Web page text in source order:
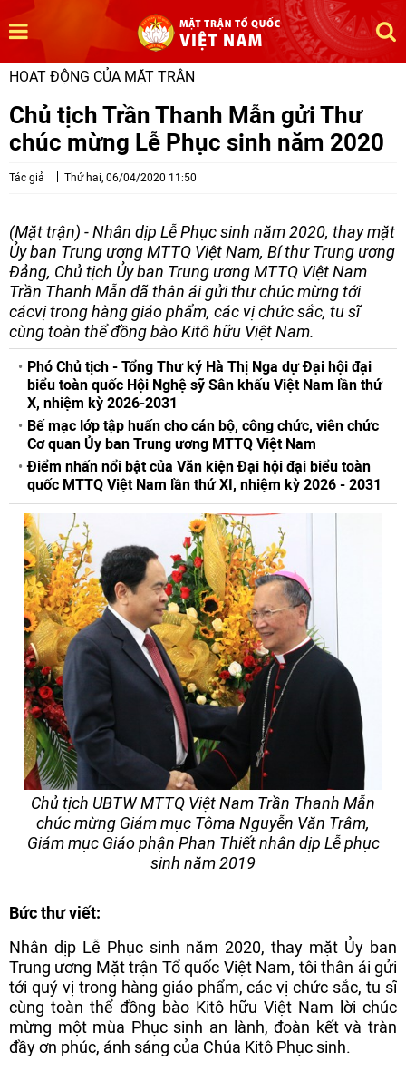
HOẠT ĐỘNG CỦA MẶT TRẬN
Chủ tịch Trần Thanh Mẫn gửi Thư
chúc mừng Lễ Phục sinh năm 2020
Tác giả Thứ hai, 06/04/2020 11:50
(Mặt trận) - Nhân dịp Lễ Phục sinh năm 2020, thay mặt
Ủy ban Trung ương MTTQ Việt Nam, Bí thư Trung ương
Đảng, Chủ tịch Ủy ban Trung ương MTTQ Việt Nam
Trần Thanh Mẫn đã thân ái gửi thư chúc mừng tới
cácvị trong hàng giáo phẩm, các vị chức sắc, tu sĩ
cùng toàn thể đồng bào Kitô hữu Việt Nam.
Phó Chủ tịch - Tổng Thư ký Hà Thị Nga dự Đại hội đại
biểu toàn quốc Hội Nghệ sỹ Sân khấu Việt Nam lần thứ
X, nhiệm kỳ 2026-2031
Bế mạc lớp tập huấn cho cán bộ, công chức, viên chức
Cơ quan Ủy ban Trung ương MTTQ Việt Nam
Điểm nhấn nổi bật của Văn kiện Đại hội đại biểu toàn
quốc MTTQ Việt Nam lần thứ XI, nhiệm kỳ 2026 - 2031
Chủ tịch UBTW MTTQ Việt Nam Trần Thanh Mẫn
chúc mừng Giám mục Tôma Nguyễn Văn Trâm,
Giám mục Giáo phận Phan Thiết nhân dịp Lễ phục
sinh năm 2019
Bức thư viết:
Nhân dịp Lễ Phục sinh năm 2020, thay mặt Ủy ban
Trung ương Mặt trận Tổ quốc Việt Nam, tôi thân ái gửi
tới quý vị trong hàng giáo phẩm, các vị chức sắc, tu sĩ
cùng toàn thể đồng bào Kitô hữu Việt Nam lời chúc
mừng một mùa Phục sinh an lành, đoàn kết và tràn
đầy ơn phúc, ánh sáng của Chúa Kitô Phục sinh.